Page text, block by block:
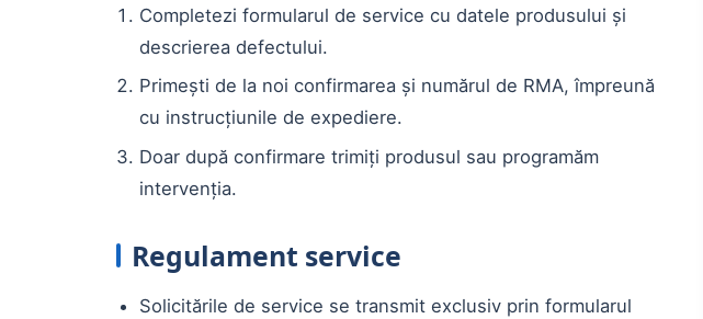
Completezi formularul de service cu datele produsului și
descrierea defectului.
Primești de la noi confirmarea și numărul de RMA, împreună
cu instrucțiunile de expediere.
Doar după confirmare trimiți produsul sau programăm
intervenția.
Regulament service
Solicitările de service se transmit exclusiv prin formularul